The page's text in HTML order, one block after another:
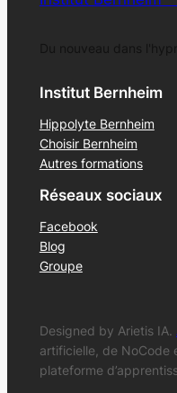
Institut Bernheim
Hippolyte Bernheim
Choisir Bernheim
Autres formations
Réseaux sociaux
Facebook
Blog
Groupe
Designed by Arietis IA.
artificielle, de NoCode
plateforme